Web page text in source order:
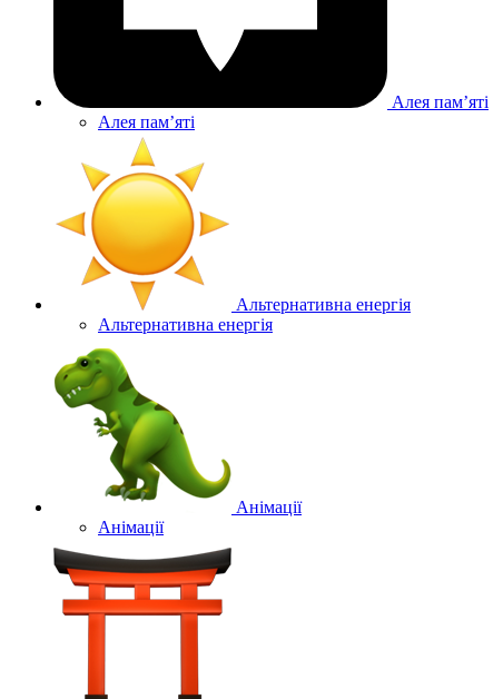
Алея памʼяті
Алея памʼяті
Альтернативна енергія
Альтернативна енергія
Анімації
Анімації